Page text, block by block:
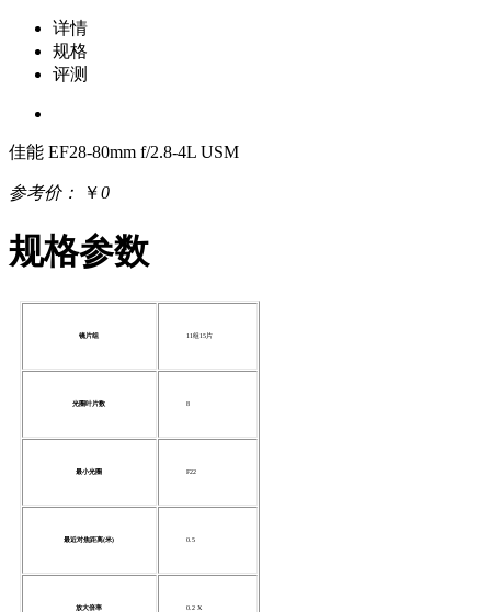
详情
规格
评测
佳能 EF28-80mm f/2.8-4L USM
参考价： ￥0
规格参数
镜片组 11组15片
光圈叶片数 8
最小光圈 F22
最近对焦距离(米) 0.5
放大倍率 0.2 X